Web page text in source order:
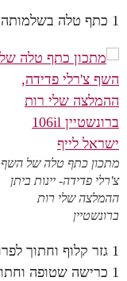
1 כתף טלה בשלמותה במשקל של 2 ק"ג לערך יש לבקש מהקצב של יינות ביתן
מתכון כתף טלה של השף
צ'רלי פדידה- יינות ביתן
ההמלצה שלי רות
ברונשטיין
1 כרישה שטופה וחתוכה לטבעות בעובי של 1 ס"מ מלח, פלפל גרוס, 5 כפות שמן זית